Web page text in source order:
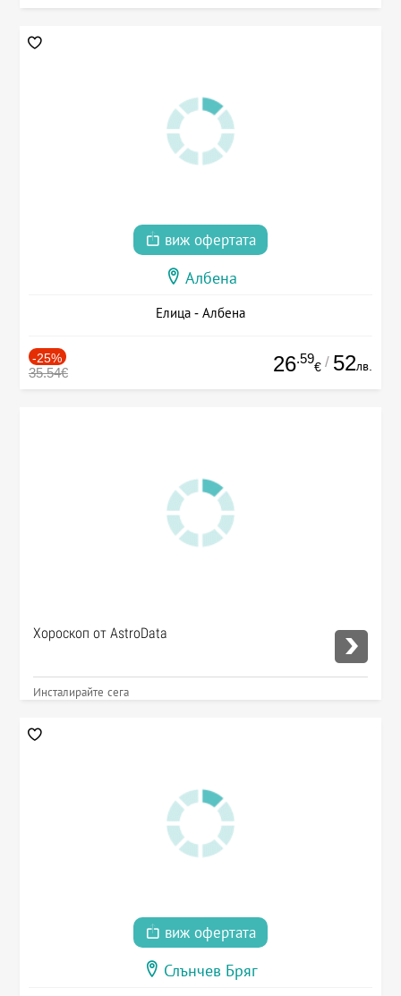
виж офертата
Албена
Елица - Албена
-25%
35.54€ 26.59
€ / 52лв.
Хороскоп от AstroData
Инсталирайте сега
виж офертата
Слънчев Бряг